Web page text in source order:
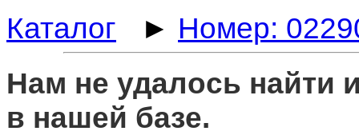
Каталог ► Номер:
Нам не удалось найти
в нашей базе.